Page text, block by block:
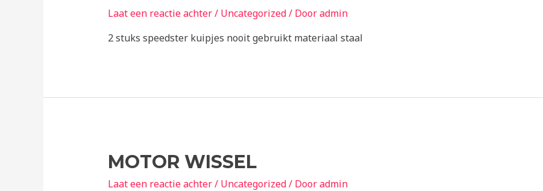
Laat een reactie achter/ Uncategorized/ Dooradmin
2 stuks speedster kuipjes nooit gebruikt materiaal staal
MOTOR WISSEL
Laat een reactie achter/ Uncategorized/ Dooradmin